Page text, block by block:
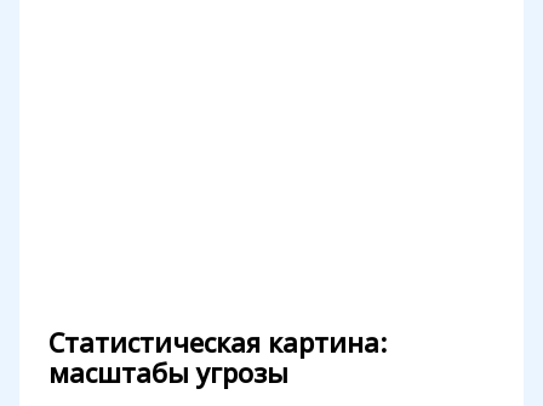
Статистическая картина:
масштабы угрозы